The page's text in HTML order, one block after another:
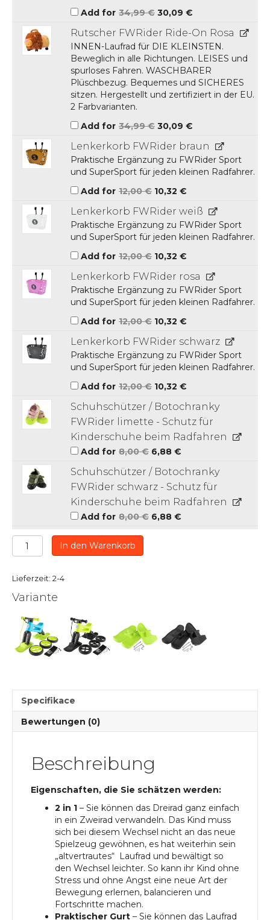
Add for 34,99€ Ursprünglicher
Preis
war:
34,99 €
30,09 €
30,09 €.
Rutscher FWRider Ride-On Rosa
INNEN-Laufrad für DIE KLEINSTEN.
Beweglich in alle Richtungen. LEISES und
spurloses Fahren. WASCHBARER
Plüschbezug. Bequemes und SICHERES
sitzen. Hergestellt und zertifiziert in der EU.
2 Farbvarianten.
Add for 34,99€ Ursprünglicher
Preis
war:
34,99 €
30,09 €
30,09 €.
Lenkerkorb FWRider braun
Praktische Ergänzung zu FWRider Sport
und SuperSport für jeden kleinen Radfahrer.
Add for 12,00€ Ursprünglicher
Preis
war:
12,00 €
10,32 €
ist:
10,32 €.
Lenkerkorb FWRider weiß
Praktische Ergänzung zu FWRider Sport
und SuperSport für jeden kleinen Radfahrer.
Add for 12,00€ Ursprünglicher
Preis
war:
12,00 €
10,32 €
10,32 €.
Lenkerkorb FWRider rosa
Praktische Ergänzung zu FWRider Sport
und SuperSport für jeden kleinen Radfahrer.
Add for 12,00€ Ursprünglicher
Preis
war:
12,00 €
10,32 €
ist:
10,32 €.
Lenkerkorb FWRider schwarz
Praktische Ergänzung zu FWRider Sport
und SuperSport für jeden kleinen Radfahrer.
Add for 12,00€ Ursprünglicher
Preis
12,00 €
10,32 €
10,32 €.
Schuhschützer / Botochranky
FWRider limette - Schutz für
Kinderschuhe beim Radfahren
Add for 8,00€ Ursprünglicher
Preis
war:
8,00 €
6,88 €
ist:
6,88 €.
Schuhschützer / Botochranky
FWRider schwarz - Schutz für
Kinderschuhe beim Radfahren
Add for 8,00€ Ursprünglicher
Preis
6,88 €
Laufrad
FWRider
2in1
Matt
Gurt
und
leisen
In den Warenkorb
Lieferzeit: 2-4
Variante
Specifikace
Bewertungen (0)
Beschreibung
Eigenschaften, die Sie schätzen werden:
2 in 1 – Sie können das Dreirad ganz einfach
in ein Zweirad verwandeln. Das Kind muss
sich bei diesem Wechsel nicht an das neue
Spielzeug gewöhnen, es hat weiterhin sein
„altvertrautes“ Laufrad und bewältigt so
den Wechsel leichter. So kann ihr Kind ohne
Stress und ohne Angst eine neue Art der
Bewegung erlernen, balancieren und
Fortschritte machen.
Praktischer Gurt – Sie können das Laufrad